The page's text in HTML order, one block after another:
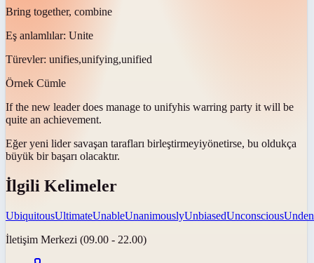
Bring together, combine
Eş anlamlılar: Unite
Türevler: unifies,unifying,unified
Örnek Cümle
If the new leader does manage to unifyhis warring party it will be
quite an achievement.
Eğer yeni lider savaşan tarafları birleştirmeyiyönetirse, bu oldukça
büyük bir başarı olacaktır.
İlgili Kelimeler
UbiquitousUltimateUnableUnanimouslyUnbiasedUnconscious
İletişim Merkezi (09.00 - 22.00)